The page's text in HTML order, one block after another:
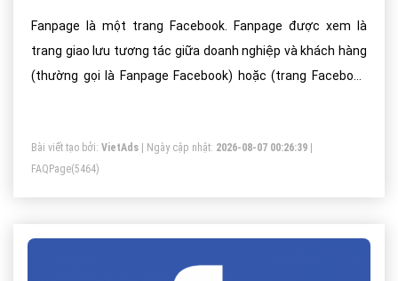
Fanpage là một trang Facebook. Fanpage được xem là
trang giao lưu tương tác giữa doanh nghiệp và khách hàng
(thường gọi là Fanpage Facebook) hoặc (trang Facebook
Like, comment, share, tag,...v.v cho những bài viết về sản
phẩm dịch vụ của doanh nghiêp.
Bài viết tạo bởi: VietAds | Ngày cập nhật: 2026-08-07 00:26:39
FAQPage(5464)